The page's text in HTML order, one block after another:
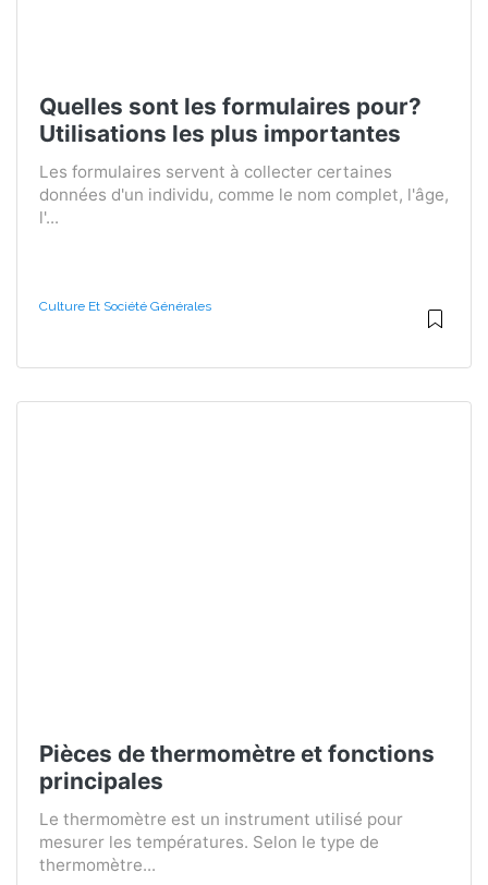
Quelles sont les formulaires pour?
Utilisations les plus importantes
Les formulaires servent à collecter certaines
données d'un individu, comme le nom complet, l'âge,
l'...
Culture Et Société Générales
Pièces de thermomètre et fonctions
principales
Le thermomètre est un instrument utilisé pour
mesurer les températures. Selon le type de
thermomètre...